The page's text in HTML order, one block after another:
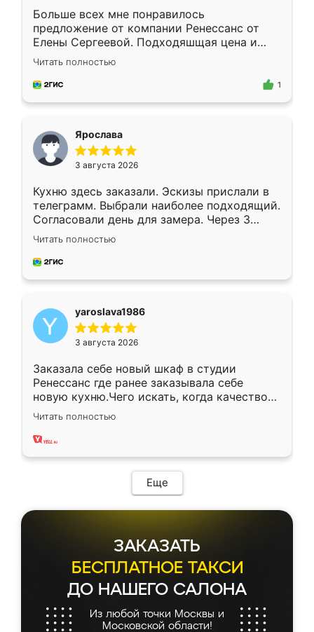
Больше всех мне понравилось
предложение от компании Ренессанс от
Елены Сергеевой. Подходяшщая цена и
короткие сроки изготовления. Приехавший
для замера сотрудник Владислав
предложил по моему эскизу самый
Читать полностью
1
Ярослава
3 августа 2026
Кухню здесь заказали. Эскизы прислали в
телеграмм. Выбрали наиболее подходящий.
Согласовали день для замера. Через 3
недели кухня была уже готова. Остались
довольны работой. Спасибо Ренессанс
мебель за качественную работу!
Читать полностью
yaroslava1986
3 августа 2026
Заказала себе новый шкаф в студии
Ренессанс где ранее заказывала себе
новую кухню.Чего искать, когда качеством
вполне довольна. Служит кухня уже почти
два года, нареканий нет.
Читать полностью
Еще
ЗАКАЗАТЬ
БЕСПЛАТНОЕ ТАКСИ
ДО НАШЕГО САЛОНА
Из любой точки Москвы и
Московской области!